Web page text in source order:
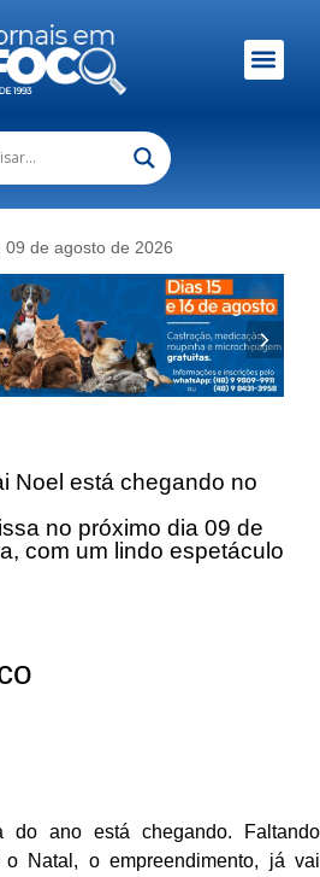
09 de agosto de 2026
Noel está chegando no
no próximo dia 09 de
com um lindo espetáculo
do ano está chegando. Faltando
Natal, o empreendimento, já vai